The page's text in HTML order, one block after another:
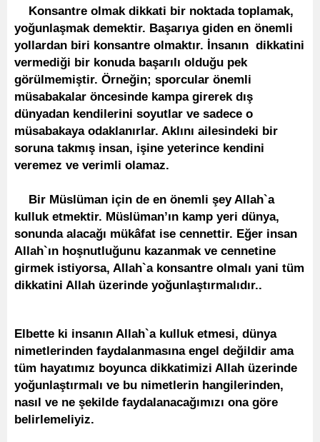
Konsantre olmak dikkati bir noktada toplamak,
yoğunlaşmak demektir. Başarıya giden en önemli
yollardan biri konsantre olmaktır. İnsanın dikkatini
vermediği bir konuda başarılı olduğu pek
görülmemiştir. Örneğin; sporcular önemli
müsabakalar öncesinde kampa girerek dış
dünyadan kendilerini soyutlar ve sadece o
müsabakaya odaklanırlar. Aklını ailesindeki bir
soruna takmış insan, işine yeterince kendini
veremez ve verimli olamaz.
Bir Müslüman için de en önemli şey Allah`a
kulluk etmektir. Müslüman’ın kamp yeri dünya,
sonunda alacağı mükâfat ise cennettir. Eğer insan
Allah`ın hoşnutluğunu kazanmak ve cennetine
girmek istiyorsa, Allah`a konsantre olmalı yani tüm
dikkatini Allah üzerinde yoğunlaştırmalıdır..
Elbette ki insanın Allah`a kulluk etmesi, dünya
nimetlerinden faydalanmasına engel değildir ama
tüm hayatımız boyunca dikkatimizi Allah üzerinde
yoğunlaştırmalı ve bu nimetlerin hangilerinden,
nasıl ve ne şekilde faydalanacağımızı ona göre
belirlemeliyiz.